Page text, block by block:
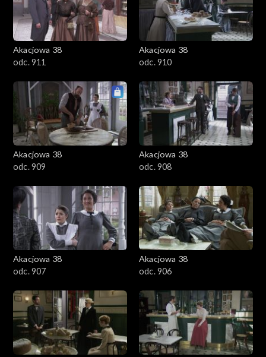
Akacjowa 38
odc. 911
Akacjowa 38
odc. 910
Akacjowa 38
odc. 909
Akacjowa 38
odc. 908
Akacjowa 38
odc. 907
Akacjowa 38
odc. 906